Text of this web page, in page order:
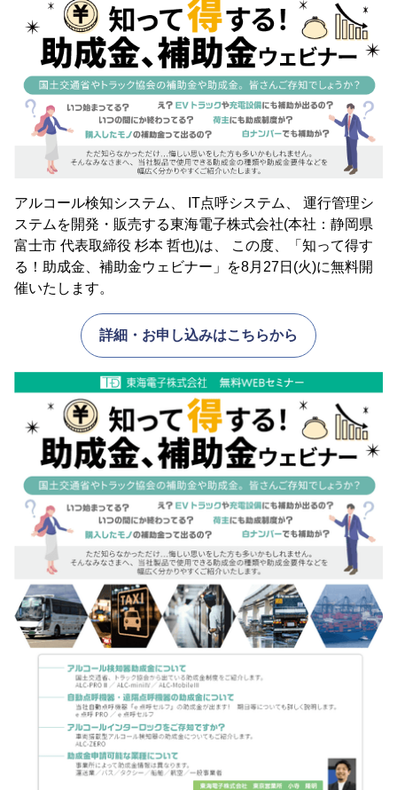
アルコール検知システム、 IT点呼システム、 運行管理シ
ステムを開発・販売する東海電子株式会社(本社：静岡県
富士市 代表取締役 杉本 哲也)は、 この度、「知って得す
る！助成金、補助金ウェビナー」を8月27日(火)に無料開
催いたします。
詳細・お申し込みはこちらから